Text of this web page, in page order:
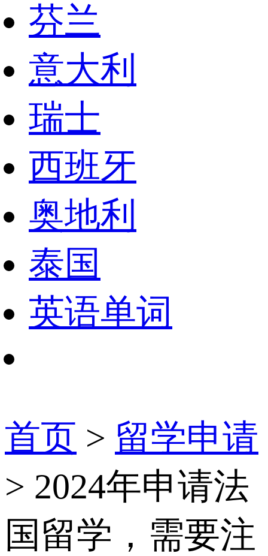
芬兰
意大利
瑞士
西班牙
奥地利
泰国
英语单词
首页 > 留学申请
> 2024年申请法
国留学，需要注